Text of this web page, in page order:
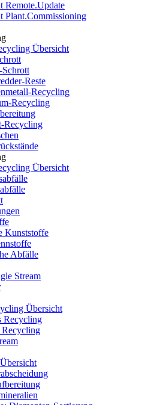
Remote.Update
Plant.Commissioning
Übersicht
Schrott
Reste
Recycling
Recycling
Recycling
Übersicht
Kunststoffe
Abfälle
Stream
Übersicht
Recycling